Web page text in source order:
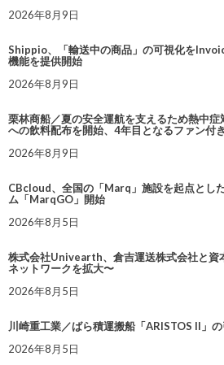
2026年8月9日
Shippio、「輸送中の商品」の可視化を
機能を提供開始
2026年8月9日
栗林商船／夏の安全運航を支えるため熱中
への飲料配布を開始、4年目となるファン付
2026年8月9日
CBcloud、全国の「Marq」施設を起点とし
ム「MarqGO」開始
2026年8月5日
株式会社Univearth、倉吉運送株式会社と資
ネットワークを拡大〜
2026年8月5日
川崎重工業／ばら積運搬船「ARISTOS II」
2026年8月5日